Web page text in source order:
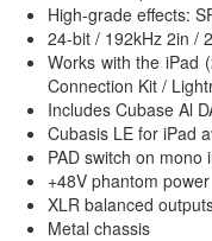
High-grade effects:
24-bit / 192kHz 2in /
Works with the iPad
Connection Kit /
Includes Cubase Al
Cubasis LE for iPad
PAD switch on mono
+48V phantom power
XLR balanced
Metal chassis